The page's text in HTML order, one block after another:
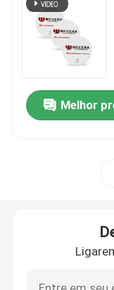
Bloco
bloco dental da
Placa dental da
Melhor